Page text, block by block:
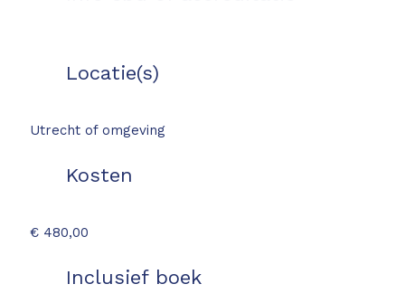
Locatie(s)
Utrecht of omgeving
Kosten
€ 480,00
Inclusief boek